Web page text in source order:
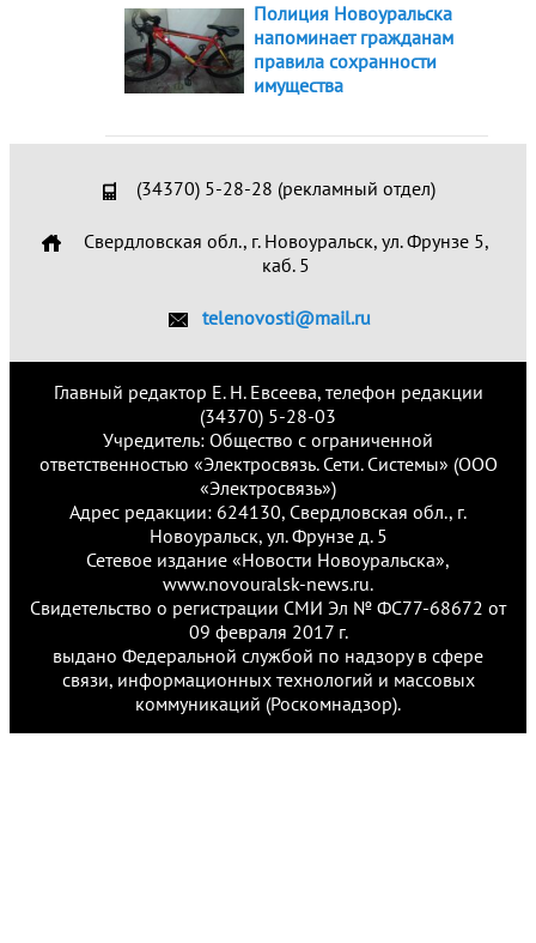
Полиция Новоуральска
напоминает гражданам
правила сохранности
имущества
(34370) 5-28-28 (рекламный отдел)
Свердловская обл., г. Новоуральск, ул. Фрунзе 5,
каб. 5
telenovosti@mail.ru
Главный редактор Е. Н. Евсеева, телефон редакции
(34370) 5-28-03
Учредитель: Общество с ограниченной
ответственностью «Электросвязь. Сети. Системы» (ООО
«Электросвязь»)
Адрес редакции: 624130, Свердловская обл., г.
Новоуральск, ул. Фрунзе д. 5
Сетевое издание «Новости Новоуральска»,
www.novouralsk-news.ru.
Свидетельство о регистрации СМИ Эл № ФС77-68672 от
09 февраля 2017 г.
выдано Федеральной службой по надзору в сфере
связи, информационных технологий и массовых
коммуникаций (Роскомнадзор).